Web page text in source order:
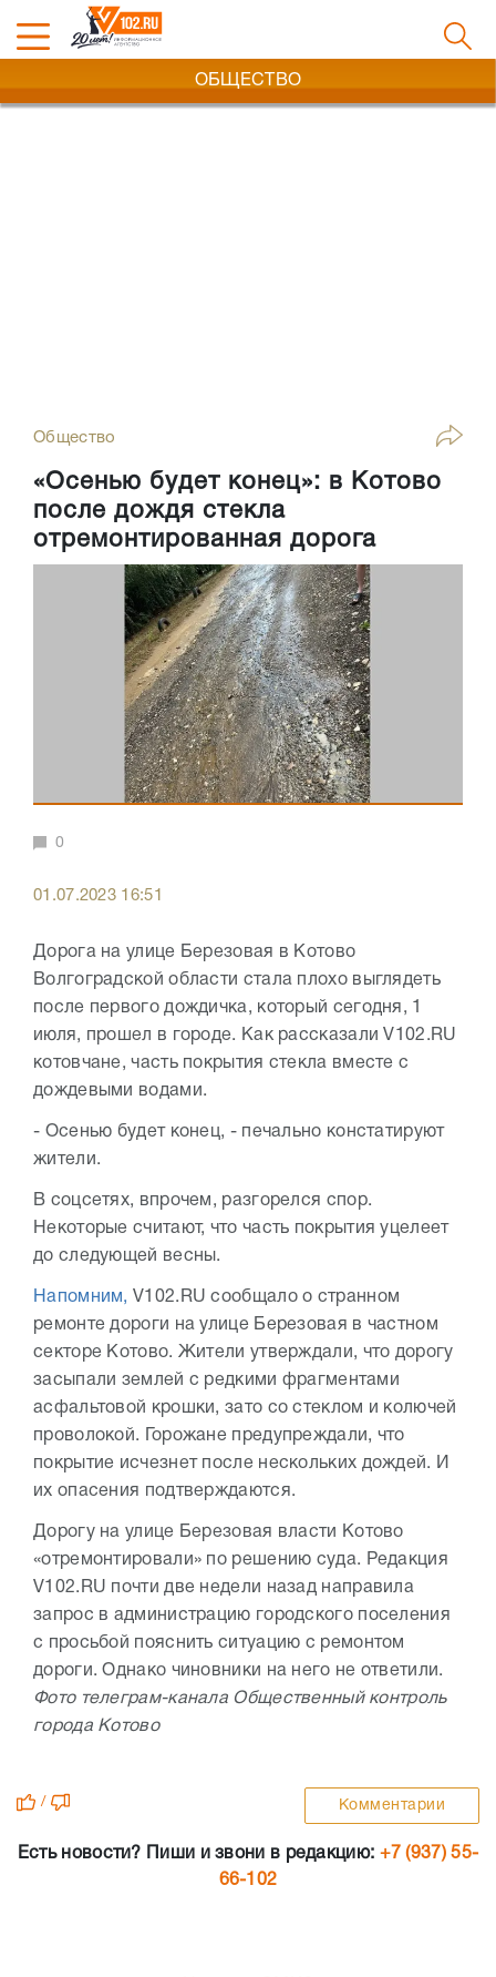
ОБЩЕСТВО
Общество
«Осенью будет конец»: в Котово
после дождя стекла
отремонтированная дорога
0
01.07.2023 16:51
Дорога на улице Березовая в Котово
Волгоградской области стала плохо выглядеть
после первого дождичка, который сегодня, 1
июля, прошел в городе. Как рассказали V102.RU
котовчане, часть покрытия стекла вместе с
дождевыми водами.
- Осенью будет конец, - печально констатируют
жители.
В соцсетях, впрочем, разгорелся спор.
Некоторые считают, что часть покрытия уцелеет
до следующей весны.
Напомним, V102.RU сообщало о странном
ремонте дороги на улице Березовая в частном
секторе Котово. Жители утверждали, что дорогу
засыпали землей с редкими фрагментами
асфальтовой крошки, зато со стеклом и колючей
проволокой. Горожане предупреждали, что
покрытие исчезнет после нескольких дождей. И
их опасения подтверждаются.
Дорогу на улице Березовая власти Котово
«отремонтировали» по решению суда. Редакция
V102.RU почти две недели назад направила
запрос в администрацию городского поселения
с просьбой пояснить ситуацию с ремонтом
дороги. Однако чиновники на него не ответили.
Фото телеграм-канала Общественный контроль
города Котово
/ Комментарии
Есть новости? Пиши и звони в редакцию: +7 (937) 55-
66-102